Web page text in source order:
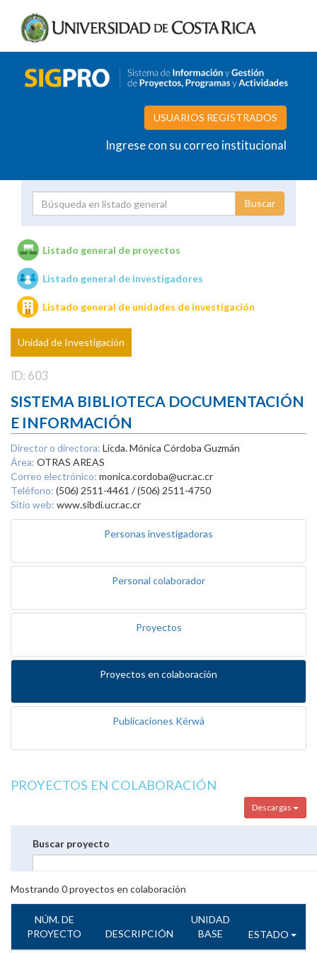
USUARIOS REGISTRADOS
Ingrese con su correo institucional
Unidades de investigación
Listado general de proyectos
Listado general de investigadores
Listado general de unidades de investigación
Unidad de Investigación
ID: 603
SISTEMA BIBLIOTECA DOCUMENTACIÓN
E INFORMACIÓN
Director o directora: Licda. Mónica Córdoba Guzmán
Área: OTRAS AREAS
Correo electrónico: monica.cordoba@ucr.ac.cr
Teléfono: (506) 2511-4461 / (506) 2511-4750
Sitio web: www.sibdi.ucr.ac.cr
Personas investigadoras
Personal colaborador
Proyectos
Proyectos en colaboración
Publicaciones Kérwá
PROYECTOS EN COLABORACIÓN
Descargas
Buscar proyecto
Mostrando 0proyectos en colaboración
NÚM. DE
PROYECTO
DESCRIPCIÓN
UNIDAD
BASE
ESTADO